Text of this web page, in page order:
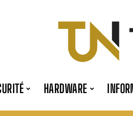
HARDWARE